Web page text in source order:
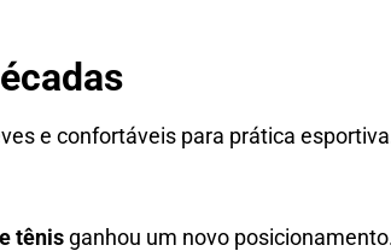
e confortáveis para prática
tênis ganhou um novo